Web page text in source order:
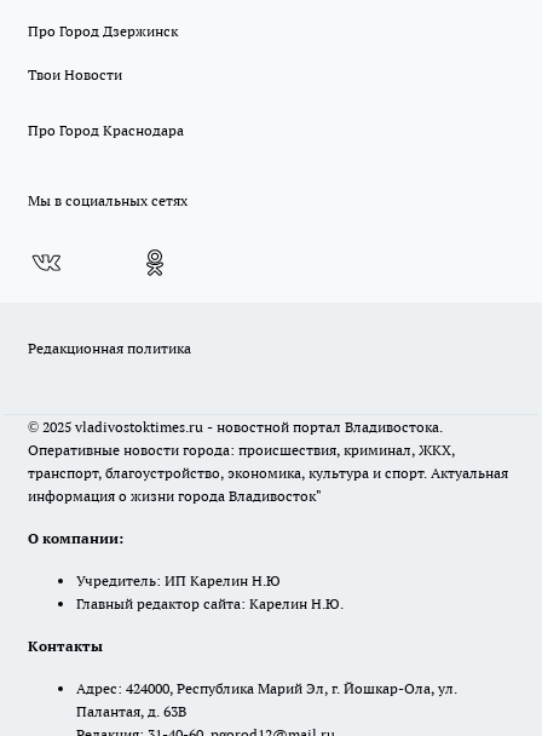
Про Город Дзержинск
Твои Новости
Про Город Краснодара
Мы в социальных сетях
Редакционная политика
© 2025 vladivostoktimes.ru - новостной портал Владивостока.
Оперативные новости города: происшествия, криминал, ЖКХ,
транспорт, благоустройство, экономика, культура и спорт. Актуальная
информация о жизни города Владивосток"
О компании:
Учредитель: ИП Карелин Н.Ю
Главный редактор сайта: Карелин Н.Ю.
Контакты
Адрес: 424000, Республика Марий Эл, г. Йошкар-Ола, ул.
Палантая, д. 63В